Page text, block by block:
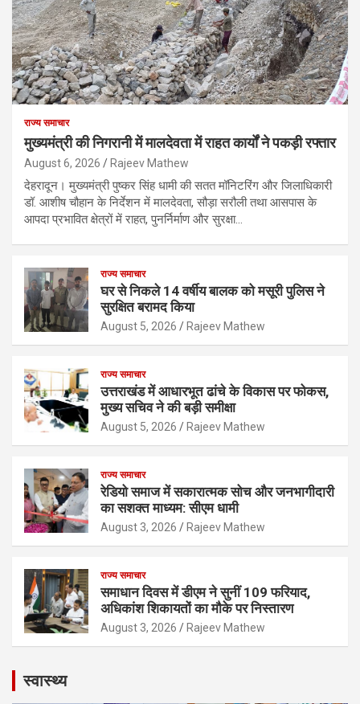
राज्य समाचार
मुख्यमंत्री की निगरानी में मालदेवता में राहत कार्यों ने पकड़ी रफ्तार
August 6, 2026 Rajeev Mathew
देहरादून। मुख्यमंत्री पुष्कर सिंह धामी की सतत मॉनिटरिंग और जिलाधिकारी
डॉ. आशीष चौहान के निर्देशन में मालदेवता, सौड़ा सरौली तथा आसपास के
आपदा प्रभावित क्षेत्रों में राहत, पुनर्निर्माण और सुरक्षा…
राज्य समाचार
घर से निकले 14 वर्षीय बालक को मसूरी पुलिस ने
सुरक्षित बरामद किया
August 5, 2026 Rajeev Mathew
राज्य समाचार
उत्तराखंड में आधारभूत ढांचे के विकास पर फोकस,
मुख्य सचिव ने की बड़ी समीक्षा
August 5, 2026 Rajeev Mathew
राज्य समाचार
रेडियो समाज में सकारात्मक सोच और जनभागीदारी
का सशक्त माध्यम: सीएम धामी
August 3, 2026 Rajeev Mathew
राज्य समाचार
समाधान दिवस में डीएम ने सुनीं 109 फरियाद,
अधिकांश शिकायतों का मौके पर निस्तारण
August 3, 2026 Rajeev Mathew
स्वास्थ्य